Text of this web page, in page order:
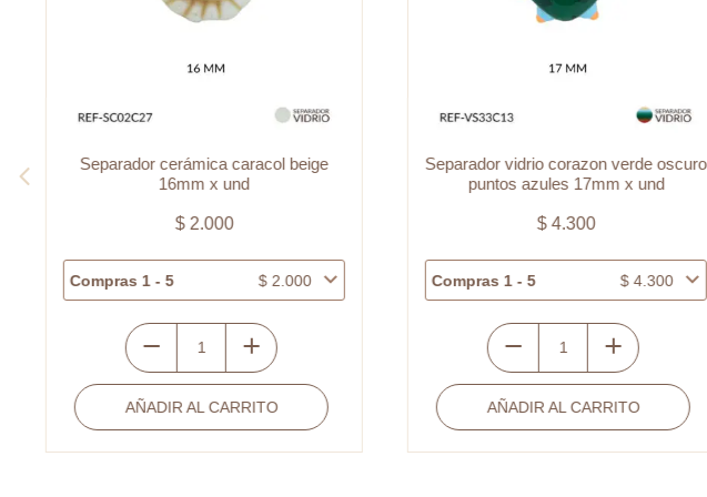
Separador cerámica caracol beige
16mm x und
$2.000
Compras 1 - 5 $2.000
Separador
cerámica
caracol
AÑADIR AL CARRITO
Separador vidrio corazon verde oscuro
puntos azules 17mm x und
$4.300
Compras 1 - 5 $4.300
Separador
vidrio
corazon
AÑADIR AL CARRITO